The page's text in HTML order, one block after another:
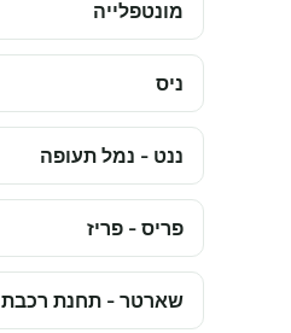
מונטפלייה
ניס
ננט - נמל תעופה
פריס - פריז
שארטר - תחנת רכבת